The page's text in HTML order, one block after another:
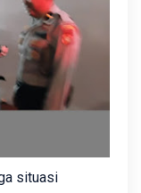
situasi